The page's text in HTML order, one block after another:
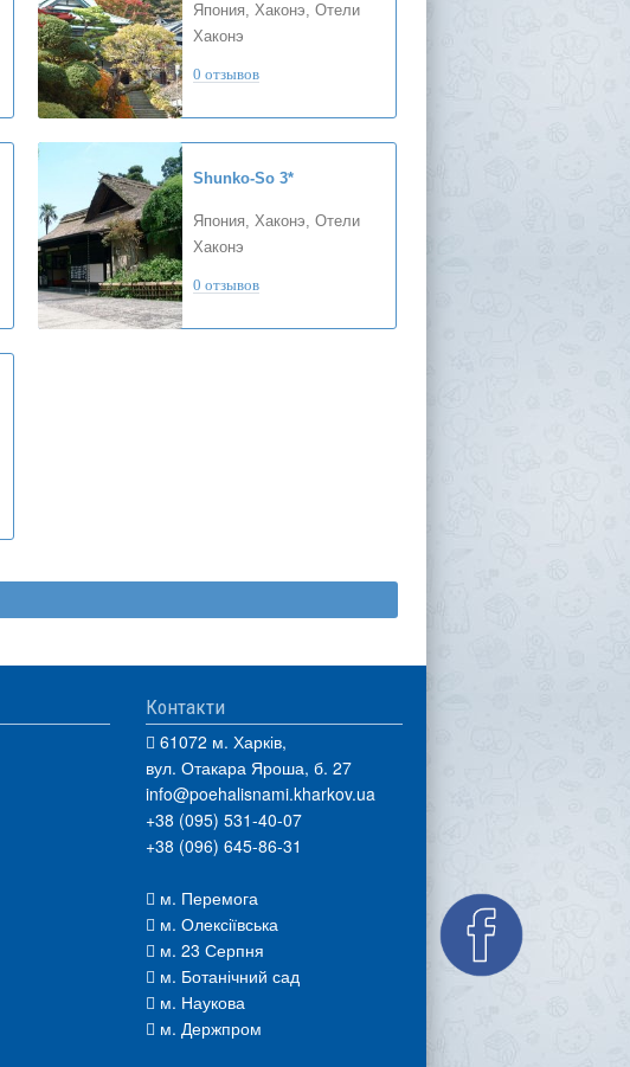
Япония, Хаконэ, Отели
Хаконэ
0 отзывов
Shunko-So 3*
Япония, Хаконэ, Отели
Хаконэ
0 отзывов
Контакти
61072 м. Харків,
вул. Отакара Яроша, б. 27
info@poehalisnami.kharkov.ua
+38 (095) 531-40-07
+38 (096) 645-86-31
м. Перемога
м. Олексіївська
м. 23 Серпня
м. Ботанічний сад
м. Наукова
м. Держпром